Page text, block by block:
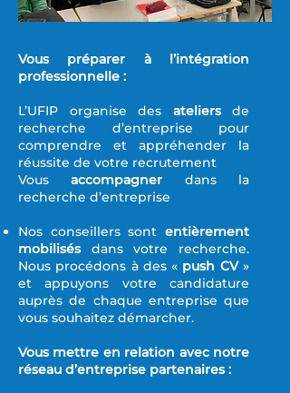
Vous préparer à l’intégration
professionnelle :
L’UFIP organise des ateliersde
recherche d’entreprise pour
comprendre et appréhender la
réussite de votre recrutement
Vousaccompagner dans la
recherche d’entreprise
Nos conseillers sont entièrement
mobilisés dans votre recherche.
Nous procédons à des « push CV»
et appuyons votre candidature
auprès de chaque entreprise que
vous souhaitez démarcher.
Vous mettre en relation avec notre
réseau d’entreprise partenaires :